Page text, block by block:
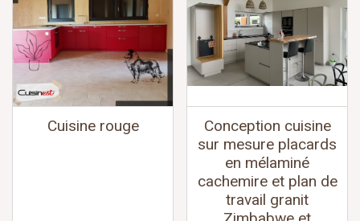
Cuisine rouge
Conception cuisine
sur mesure placards
en mélaminé
cachemire et plan de
travail granit